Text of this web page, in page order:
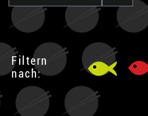
Filtern
nach: